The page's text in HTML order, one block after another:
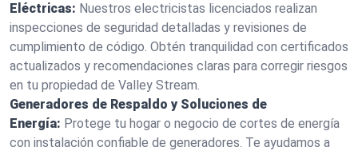
Eléctricas: Nuestros electricistas licenciados realizan
inspecciones de seguridad detalladas y revisiones de
cumplimiento de código. Obtén tranquilidad con certificados
actualizados y recomendaciones claras para corregir riesgos
en tu propiedad de Valley Stream.
Generadores de Respaldo y Soluciones de
Energía: Protege tu hogar o negocio de cortes de energía
con instalación confiable de generadores. Te ayudamos a